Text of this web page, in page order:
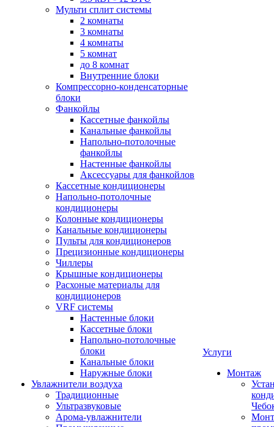
Мульти сплит системы
2 комнаты
3 комнаты
4 комнаты
5 комнат
до 8 комнат
Внутренние блоки
Компрессорно-конденсаторные
блоки
Фанкойлы
Кассетные фанкойлы
Канальные фанкойлы
Напольно-потолочные
фанкойлы
Настенные фанкойлы
Аксессуары для фанкойлов
Кассетные кондиционеры
Напольно-потолочные
кондиционеры
Колонные кондиционеры
Канальные кондиционеры
Пульты для кондиционеров
Прецизионные кондиционеры
Чиллеры
Крышные кондиционеры
Расхоные материалы для
кондиционеров
VRF системы
Настенные блоки
Кассетные блоки
Напольно-потолочные
блоки
Канальные блоки
Наружные блоки
Увлажнители воздуха
Традиционные
Ультразвуковые
Арома-увлажнители
Услуги
Монтаж